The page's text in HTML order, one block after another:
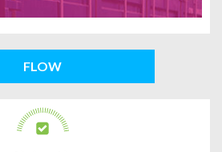
FLOW